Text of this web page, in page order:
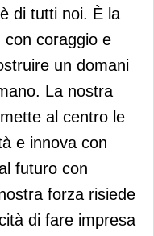
di tutti noi. È la
con coraggio e
un domani
La nostra
al centro le
e innova con
futuro con
forza risiede
di fare impresa